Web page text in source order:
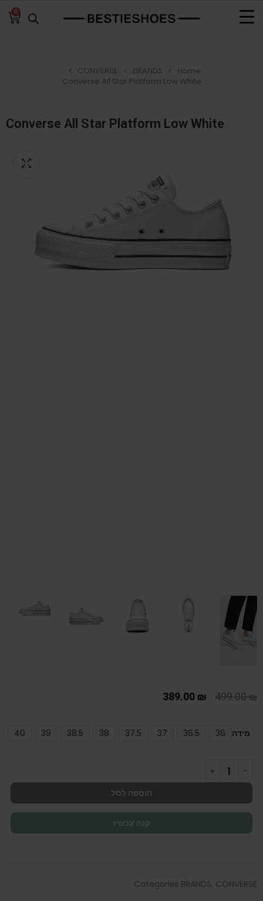
0
Home
BRANDS
CONVERSE
Converse All Star Platform Low White
Converse All Star Platform Low White
499.00₪
389.00 ₪
מידה 36
36.5
37
37.5
38
38.5
39
40
הוספה לסל
קנה עכשיו
Categories BRANDS, CONVERSE